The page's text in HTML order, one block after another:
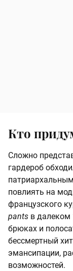
Кто
Сложно
гардероб
повлиять на
французского
pants в
брюках и
бессмертный
эмансипации,
возможностей.